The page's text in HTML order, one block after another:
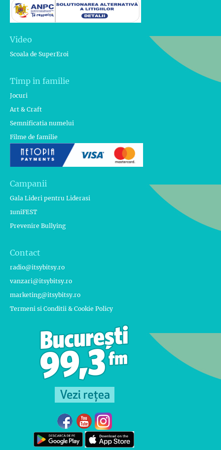
Video
Scoala de SuperEroi
Timp in familie
Jocuri
Art & Craft
Semnificatia numelui
Filme de familie
Campanii
Gala Lideri pentru Liderasi
1uniFEST
Prevenire Bullying
Contact
radio@itsybitsy.ro
vanzari@itsybitsy.ro
marketing@itsybitsy.ro
Termeni si Conditii & Cookie Policy